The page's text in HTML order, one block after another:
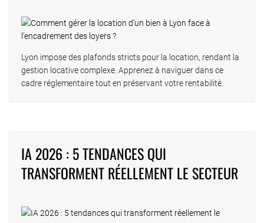
Lyon impose des plafonds stricts pour la location, rendant la
gestion locative complexe. Apprenez à naviguer dans ce
cadre réglementaire tout en préservant votre rentabilité.
IA 2026 : 5 TENDANCES QUI
TRANSFORMENT RÉELLEMENT LE SECTEUR